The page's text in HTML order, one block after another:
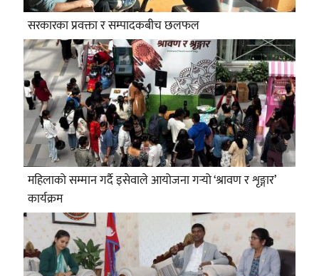
सरकारका प्रवक्ता र सम्पादकबीच छलफल
महिलाको सम्मान गर्दै इसेवाले आयोजना गर्‍यो ‘श्रावण र शृङ्गार’
कार्यक्रम